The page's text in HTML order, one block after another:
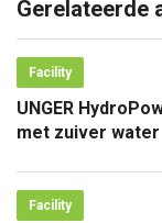
Gerelateerde
Facility
UNGER
met zuiver water
Facility